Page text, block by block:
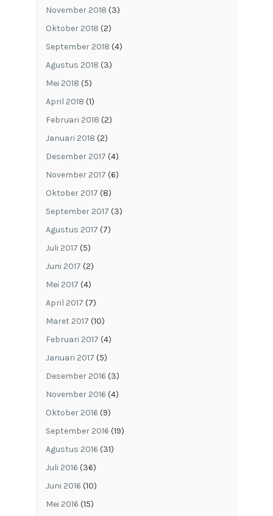
November 2018 (3)
Oktober 2018 (2)
September 2018 (4)
Agustus 2018 (3)
Mei 2018 (5)
April 2018 (1)
Februari 2018 (2)
Januari 2018 (2)
Desember 2017 (4)
November 2017 (6)
Oktober 2017 (8)
September 2017 (3)
Agustus 2017 (7)
Juli 2017 (5)
Juni 2017 (2)
Mei 2017 (4)
April 2017 (7)
Maret 2017 (10)
Februari 2017 (4)
Januari 2017 (5)
Desember 2016 (3)
November 2016 (4)
Oktober 2016 (9)
September 2016 (19)
Agustus 2016 (31)
Juli 2016 (36)
Juni 2016 (10)
Mei 2016 (15)